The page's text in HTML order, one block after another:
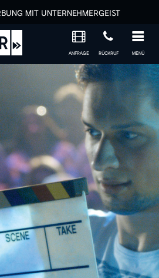
MIT UNTERNEHMERGEIST
MENÜ
RÜCKRUF
ANFRAGE